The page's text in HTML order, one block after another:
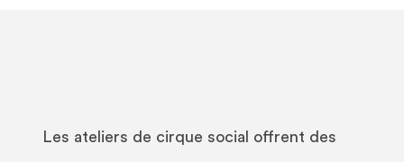
Les ateliers de cirque social offrent des